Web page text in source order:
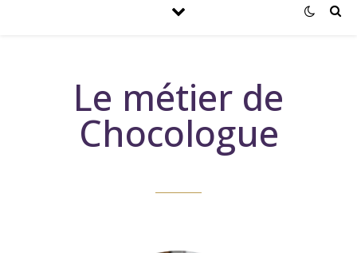
Le métier de
Chocologue